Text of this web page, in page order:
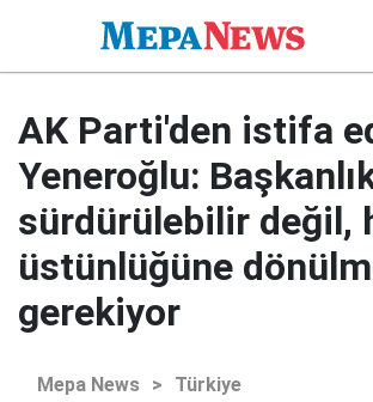
AK Parti'den istifa
Yeneroğlu:
sürdürülebilir değil,
üstünlüğüne
gerekiyor
Mepa News > Türkiye